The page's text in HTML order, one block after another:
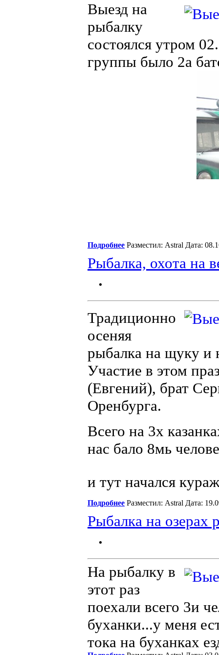
Выезд на
рыбалку
состоялся утром
группы было 2а
Подробнее Разместил: Astral Дата:
Рыбалка, охота на
Традиционно
осеняя
рыбалка на щуку и
Участие в этом
(Евгений), брат
Оренбурга.
Всего на 3х
нас бало 8мь
и тут начался
Подробнее Разместил: Astral Дата:
Рыбалка на озерах
На рыбалку в
этот раз
поехали всего 3и
буханки...у меня
тока на буханках